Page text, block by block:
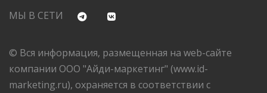
МЫ В СЕТИ
© Вся информация, размещенная на web-сайте
компании ООО "Айди-маркетинг" (www.id-
marketing.ru), охраняется в соответствии с